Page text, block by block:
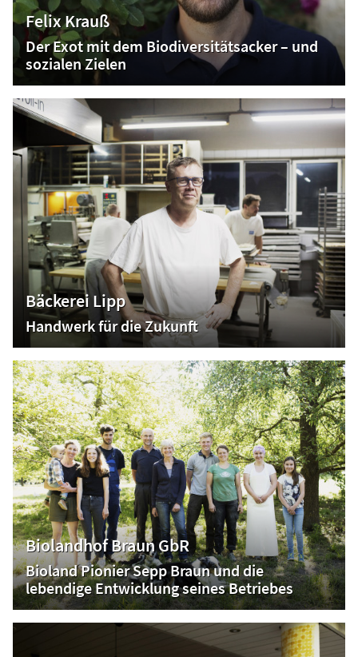
Felix Krauß
Der Exot mit dem Biodiversitätsacker – und
sozialen Zielen
Bäckerei Lipp
Handwerk für die Zukunft
Biolandhof Braun GbR
Bioland Pionier Sepp Braun und die
lebendige Entwicklung seines Betriebes